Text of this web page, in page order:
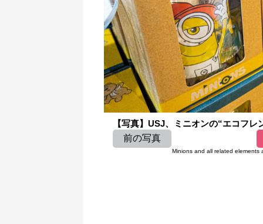
【写真】USJ、ミニオンの“エコフ
前の写真
Minions and all related elements